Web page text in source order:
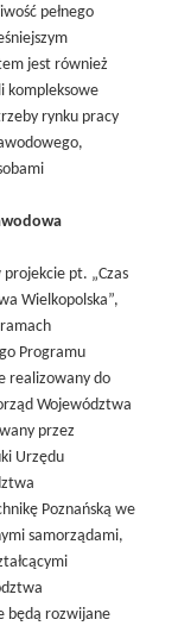
pełnego
jest również
kompleksowe
rynku pracy
projekcie pt. „Czas
Wielkopolska”,
Programu
realizowany do
Województwa
przez
Urzędu
Poznańską we
samorządami,
będą rozwijane